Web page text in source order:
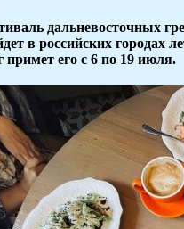
дальневосточных
в российских городах
примет его с 6 по 19 июля.